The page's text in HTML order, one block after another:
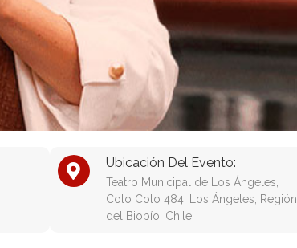
Ubicación Del Evento:
Teatro Municipal de Los Ángeles,
Colo Colo 484, Los Ángeles, Región
del Biobío, Chile